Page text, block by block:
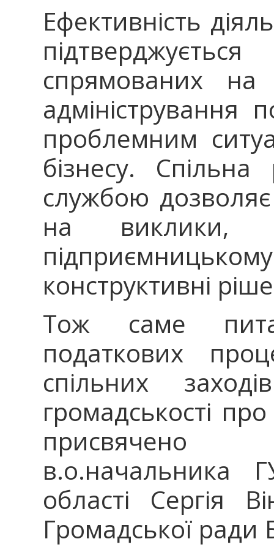
Ефективність
підтверджується
спрямованих
адміністрування
проблемним
бізнесу.
службою
на
конструктивні
Тож саме
податкових
спільних
громадськості
присвячено
в.о.начальника
області Сергія
Громадської